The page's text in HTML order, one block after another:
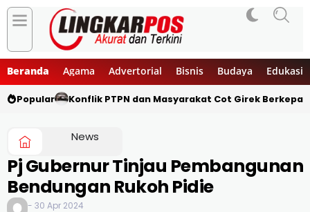
Beranda Agama Advertorial Bisnis Budaya Edukasi
Popular Konflik PTPN dan Masyarakat Cot Girek
News
Pj Gubernur Tinjau Pembangunan
Bendungan Rukoh Pidie
- 30 Apr 2024